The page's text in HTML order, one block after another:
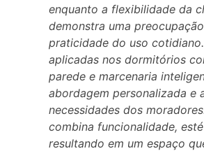
enquanto a flexibilidade da
demonstra uma
praticidade do uso
aplicadas nos dormitórios
parede e marcenaria
abordagem personalizada e
necessidades dos
combina funcionalidade,
resultando em um espaço